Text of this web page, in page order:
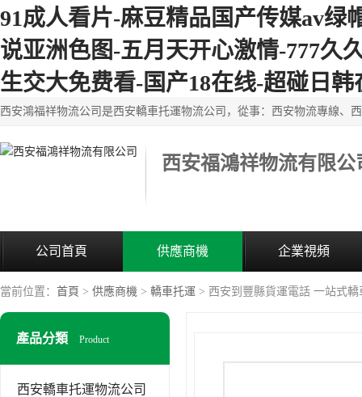
91成人看片-麻豆精品国产传媒av绿
说亚洲色图-五月天开心激情-777久
生交大免费看-国产18在线-超碰日韩
西安福鴻祥物流有限公
公司首頁 供應商機 企業視頻
當前位置： 首頁 > 供應商機 > 轎車托運 > 西安到豐縣貨運電話 一站式
產品分類 Product
西安轎車托運物流公司